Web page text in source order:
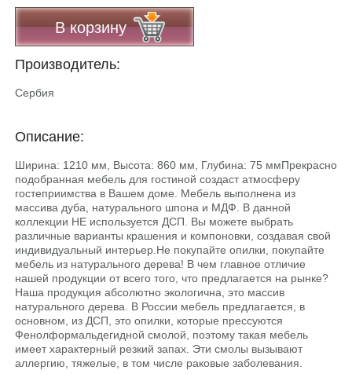
В корзину
Производитель:
Сербия
Описание:
Ширина: 1210 мм, Высота: 860 мм, Глубина: 75 ммПрекрасно
подобранная мебель для гостиной создаст атмосферу
гостеприимства в Вашем доме. Мебель выполнена из
массива дуба, натурального шпона и МДФ. В данной
коллекции НЕ используется ДСП. Вы можете выбрать
различные варианты крашения и компоновки, создавая свой
индивидуальный интерьер.He покупайте опилки, покупайте
мебель из натурального дерева! В чем главное отличие
нашей продукции от всего того, что предлагается на рынке?
Наша продукция абсолютно экологична, это массив
натурального дерева. В России мебель предлагается, в
основном, из ДСП, это опилки, которые прессуются
Фенолформальдегидной смолой, поэтому такая мебель
имеет характерный резкий запах. Эти смолы вызывают
аллергию, тяжелые, в том числе раковые заболевания.